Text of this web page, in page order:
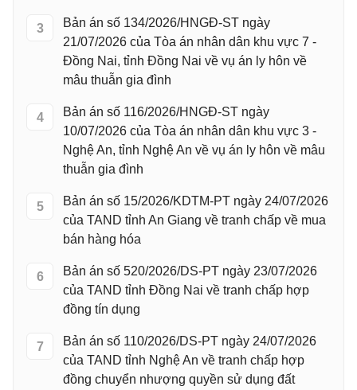
3
Bản án số 134/2026/HNGĐ-ST ngày
21/07/2026 của Tòa án nhân dân khu vực 7 -
Đồng Nai, tỉnh Đồng Nai về vụ án ly hôn về
mâu thuẫn gia đình
4
Bản án số 116/2026/HNGĐ-ST ngày
10/07/2026 của Tòa án nhân dân khu vực 3 -
Nghệ An, tỉnh Nghệ An về vụ án ly hôn về mâu
thuẫn gia đình
5
Bản án số 15/2026/KDTM-PT ngày 24/07/2026
của TAND tỉnh An Giang về tranh chấp về mua
bán hàng hóa
6
Bản án số 520/2026/DS-PT ngày 23/07/2026
của TAND tỉnh Đồng Nai về tranh chấp hợp
đồng tín dụng
7
Bản án số 110/2026/DS-PT ngày 24/07/2026
của TAND tỉnh Nghệ An về tranh chấp hợp
đồng chuyển nhượng quyền sử dụng đất